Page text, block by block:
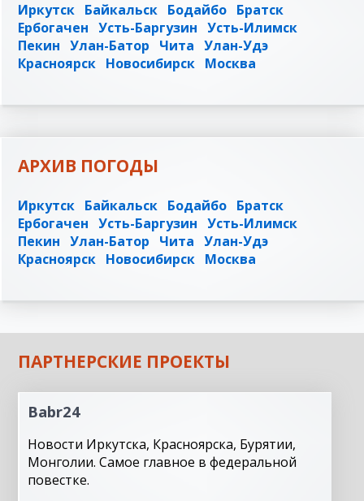
Иркутск Байкальск Бодайбо Братск
Ербогачен Усть-Баргузин Усть-Илимск
Пекин Улан-Батор Чита Улан-Удэ
Красноярск Новосибирск Москва
АРХИВ ПОГОДЫ
Иркутск Байкальск Бодайбо Братск
Ербогачен Усть-Баргузин Усть-Илимск
Пекин Улан-Батор Чита Улан-Удэ
Красноярск Новосибирск Москва
ПАРТНЕРСКИЕ ПРОЕКТЫ
Babr24
Новости Иркутска, Красноярска, Бурятии,
Монголии. Самое главное в федеральной
повестке.